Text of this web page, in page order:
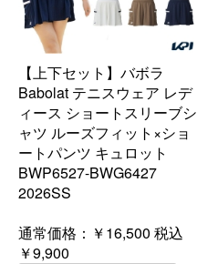
【上下セット】バボラ
Babolat テニスウェア レデ
ィース ショートスリーブシ
ャツ ルーズフィット×ショ
ートパンツ キュロット
BWP6527-BWG6427
2026SS
通常価格： ￥16,500 税込
￥9,900